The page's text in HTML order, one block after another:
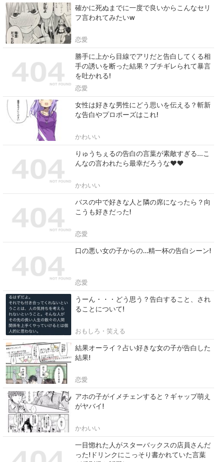
確かに死ぬまでに一度で良いからこんなセリ
フ言われてみたいw
恋愛
勝手に上から目線でアリだと告白してくる相
手の誘いを断った結果？ブチギレられて暴言
を吐かれる!
恋愛
女性は好きな男性にどう思いを伝える？斬新
な告白やプロポーズはこれ!
かわいい
りゅうちぇるの告白の言葉が素敵すぎる...こ
んなの言われたら最幸だろうな♥♥
かわいい
バスの中で好きな人と隣の席になったら？向
こうも好きだった!
恋愛
口の悪い女の子からの…精一杯の告白シーン!
恋愛
うーん・・・どう思う？告白すること、され
ることについて!
おもしろ・笑える
結果オーライ？占い好きな女の子が告白した
結果!
恋愛
アホの子がイメチェンすると？ギャップ萌え
がヤバイ!
かわいい
一目惚れた人がスターバックスの店員さんだ
った!ドリンクにこっそり書かれていた言葉